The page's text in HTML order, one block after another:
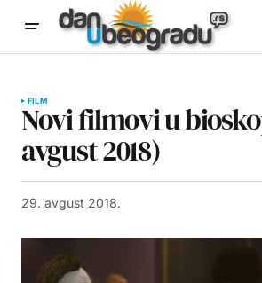
FILM
Novi filmovi u
avgust 2018)
29. avgust 2018.